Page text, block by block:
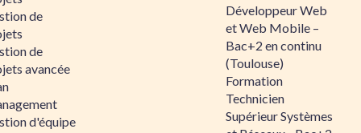
de
de
avancée
d'équipe
Développeur Web
et Web Mobile –
Bac+2 en continu
(Toulouse)
Formation
Technicien
Supérieur Systèmes